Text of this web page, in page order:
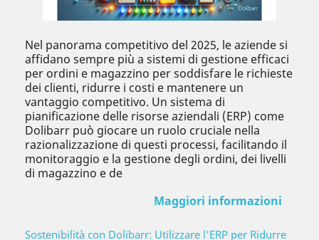
Nel panorama competitivo del 2025, le aziende si
affidano sempre più a sistemi di gestione efficaci
per ordini e magazzino per soddisfare le richieste
dei clienti, ridurre i costi e mantenere un
vantaggio competitivo. Un sistema di
pianificazione delle risorse aziendali (ERP) come
Dolibarr può giocare un ruolo cruciale nella
razionalizzazione di questi processi, facilitando il
monitoraggio e la gestione degli ordini, dei livelli
di magazzino e de
Maggiori informazioni
Sostenibilità con Dolibarr: Utilizzare l'ERP per Ridurre